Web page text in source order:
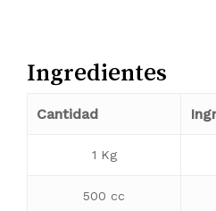
Ingredientes
Cantidad
1 Kg
500 cc